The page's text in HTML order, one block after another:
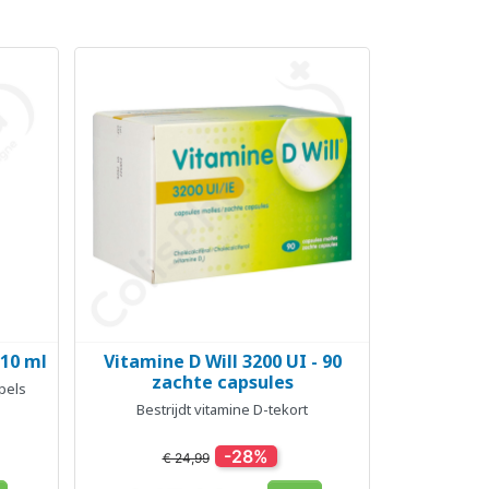
ml Snel bekijken
Vitamine D Will 3200 UI - 90
zachte capsules
Bestrijdt vitamine D-tekort
€ 24,99 -28%